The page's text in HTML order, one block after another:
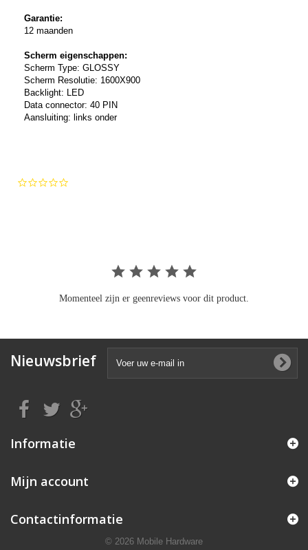
Garantie:
12 maanden
Scherm eigenschappen:
Scherm Type: GLOSSY
Scherm Resolutie: 1600X900
Backlight: LED
Data connector: 40 PIN
Aansluiting: links onder
Momenteel zijn er geenreviews voor dit product.
Nieuwsbrief
Informatie
Mijn account
Contactinformatie
© 2026 Mobile Hardware